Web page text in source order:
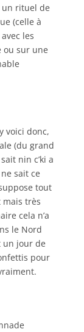
rituel de
(celle à
les
ou sur une
voici donc,
(du grand
nin c’ki a
sait ce
tout
mais très
cela n’a
le Nord
un jour de
pour